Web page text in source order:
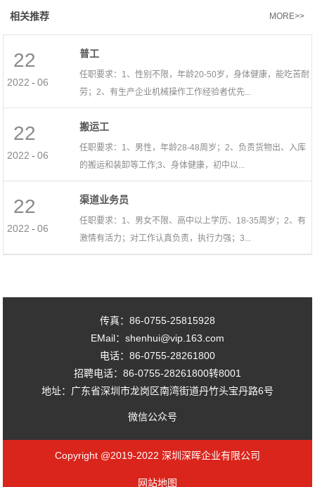
相关推荐 MORE>>
2022 06
22
-
普工
任职要求：1、性别不限，年龄20-50岁，身体健康，能吃苦耐
劳；2、有生产企业机械操作工作经验者优先...
2022 06
22
-
搬运工
任职要求：1、男性，年龄28-48周岁；2、负责货物出、入库
的搬运和装卸等工作;3、身体健康，初中以...
2022 06
22
-
渠道业务员
任职要求：1、男女不限、高中以上学历、18-35周岁；2、有
激情有活力；对工作认真负责，执行力强；3...
传真：86-0755-25815928
EMail：shenhui@vip.163.com
电话：86-0755-28261800
招聘电话：86-0755-28261800转8001
地址：广东省深圳市龙岗区南湾街道丹竹头宝丹路6号
微信公众号
Copyright @2019-2022 深圳深晖企业有限公司
网站地图